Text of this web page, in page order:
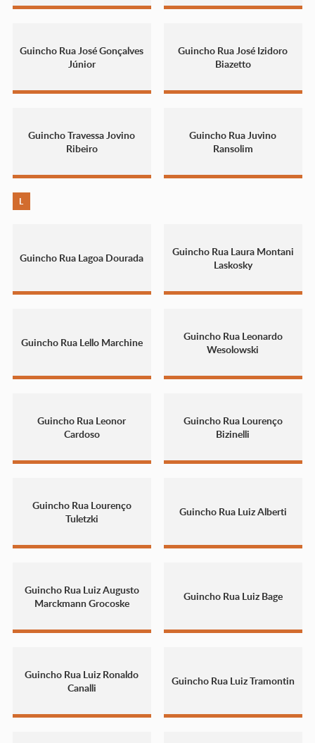
Guincho Rua José Gonçalves
Júnior
Guincho Rua José Izidoro
Biazetto
Guincho Travessa Jovino
Ribeiro
Guincho Rua Juvino
Ransolim
L
Guincho Rua Lagoa Dourada
Guincho Rua Laura Montani
Laskosky
Guincho Rua Lello Marchine
Guincho Rua Leonardo
Wesolowski
Guincho Rua Leonor
Cardoso
Guincho Rua Lourenço
Bizinelli
Guincho Rua Lourenço
Tuletzki
Guincho Rua Luiz Alberti
Guincho Rua Luiz Augusto
Marckmann Grocoske
Guincho Rua Luiz Bage
Guincho Rua Luiz Ronaldo
Canalli
Guincho Rua Luiz Tramontin